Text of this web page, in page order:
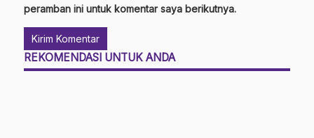
peramban ini untuk komentar saya berikutnya.
REKOMENDASI UNTUK ANDA